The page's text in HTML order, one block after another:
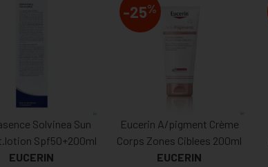
Solvinea Sun
Spf50+200ml
EUCERIN
-25%
Eucerin A/pigment Crème
Corps Zones Ciblees 200ml
EUCERIN